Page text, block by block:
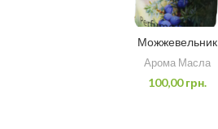
Можжевельник
Арома Масла
100,00грн.